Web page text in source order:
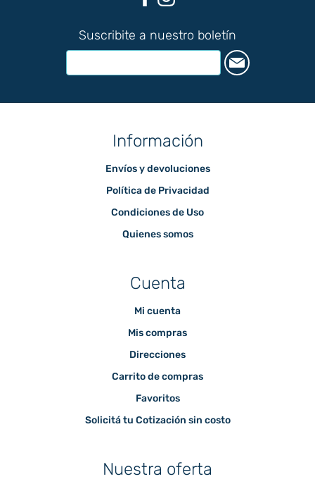
Suscribite a nuestro boletín
Información
Envíos y devoluciones
Política de Privacidad
Condiciones de Uso
Quienes somos
Cuenta
Mi cuenta
Mis compras
Direcciones
Carrito de compras
Favoritos
Solicitá tu Cotización sin costo
Nuestra oferta